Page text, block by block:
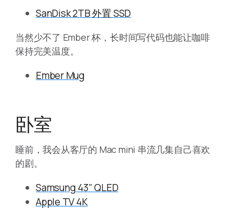
SanDisk 2TB 外置 SSD
当然少不了 Ember 杯，长时间写代码也能让咖啡
保持完美温度。
Ember Mug
卧室
睡前，我会从客厅的 Mac mini 串流几集自己喜欢
的剧。
Samsung 43” QLED
Apple TV 4K